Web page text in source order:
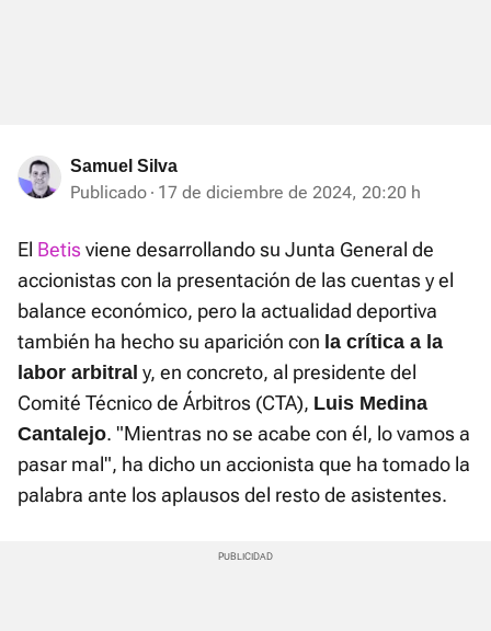
Samuel Silva
Publicado 17 de diciembre de 2024, 20:20 h
El Betisviene desarrollando su Junta General de
accionistas con la presentación de las cuentas y el
balance económico, pero la actualidad deportiva
también ha hecho su aparición con la crítica a la
labor arbitral y, en concreto, al presidente del
Comité Técnico de Árbitros (CTA), Luis Medina
Cantalejo. "Mientras no se acabe con él, lo vamos a
pasar mal", ha dicho un accionista que ha tomado la
palabra ante los aplausos del resto de asistentes.